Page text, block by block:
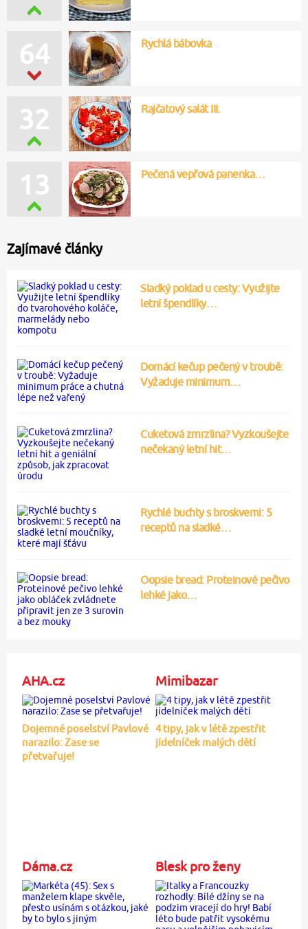
64 Rychlá bábovka
32 Rajčatový salát III.
13 Pečená vepřová panenka…
Zajímavé články
Sladký poklad u cesty: Využijte
letní špendlíky…
Domácí kečup pečený v troubě:
Vyžaduje minimum…
Cuketová zmrzlina? Vyzkoušejte
nečekaný letní hit…
Rychlé buchty s broskvemi: 5
receptů na sladké…
Oopsie bread: Proteinové pečivo
lehké jako…
AHA.cz
Dojemné poselství Pavlové
narazilo: Zase se
přetvařuje!
Mimibazar
4 tipy, jak v létě zpestřit
jídelníček malých dětí
Dáma.cz Blesk pro ženy